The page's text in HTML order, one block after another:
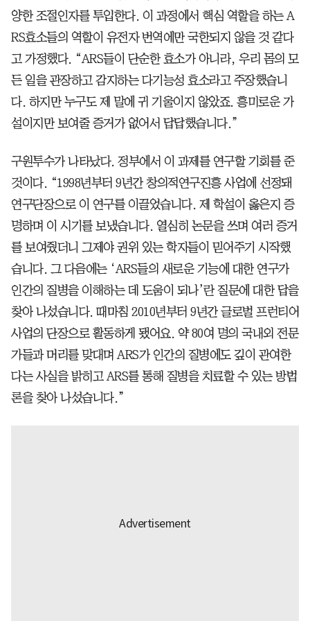
양한 조절인자를 투입한다. 이 과정에서 핵심 역할을 하는 A
RS효소들의 역할이 유전자 번역에만 국한되지 않을 것 같다
고 가정했다. “ARS들이 단순한 효소가 아니라, 우리 몸의 모
든 일을 관장하고 감지하는 다기능성 효소라고 주장했습니
다. 하지만 누구도 제 말에 귀 기울이지 않았죠. 흥미로운 가
설이지만 보여줄 증거가 없어서 답답했습니다.”
구원투수가 나타났다. 정부에서 이 과제를 연구할 기회를 준
것이다. “1998년부터 9년간 창의적연구진흥 사업에 선정돼
연구단장으로 이 연구를 이끌었습니다. 제 학설이 옳은지 증
명하며 이 시기를 보냈습니다. 열심히 논문을 쓰며 여러 증거
를 보여줬더니 그제야 권위 있는 학자들이 믿어주기 시작했
습니다. 그 다음에는 ‘ARS들의 새로운 기능에 대한 연구가
인간의 질병을 이해하는 데 도움이 되나’란 질문에 대한 답을
찾아 나섰습니다. 때마침 2010년부터 9년간 글로벌 프런티어
사업의 단장으로 활동하게 됐어요. 약 80여 명의 국내외 전문
가들과 머리를 맞대며 ARS가 인간의 질병에도 깊이 관여한
다는 사실을 밝히고 ARS를 통해 질병을 치료할 수 있는 방법
론을 찾아 나섰습니다.”